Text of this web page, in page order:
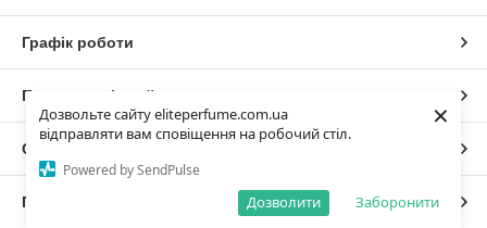
Дозвольте сайту eliteperfume.com.ua
відправляти вам сповіщення на робочий стіл.
Powered by SendPulse
Заборонити
Дозволити
×
Графік роботи
Повна версія сайту
Сайт створено на маркетплейсі
Політика конфіденційності